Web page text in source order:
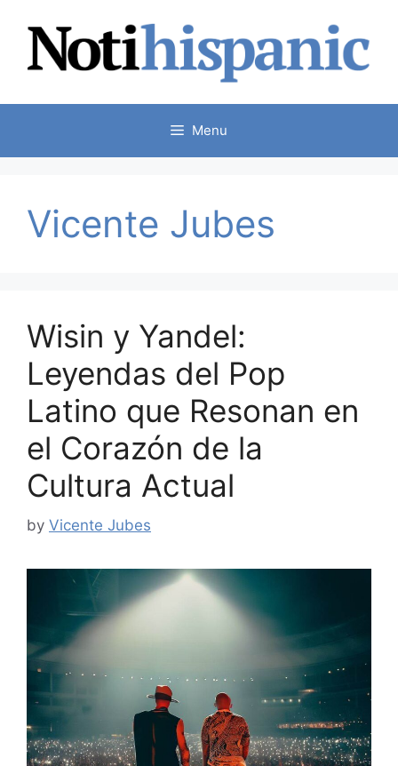
content
Menu
Vicente Jubes
Wisin y Yandel:
Leyendas del Pop
Latino que Resonan en
el Corazón de la
Cultura Actual
by Vicente Jubes